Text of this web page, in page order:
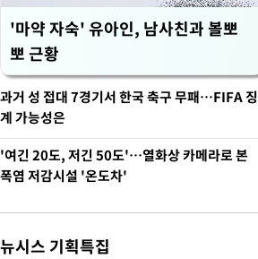
'마약 자숙' 유아인, 남사친과 볼뽀
뽀 근황
과거 성 접대 7경기서 한국 축구 무패…FIFA 징
계 가능성은
'여긴 20도, 저긴 50도'…열화상 카메라로 본
폭염 저감시설 '온도차'
뉴시스 기획특집